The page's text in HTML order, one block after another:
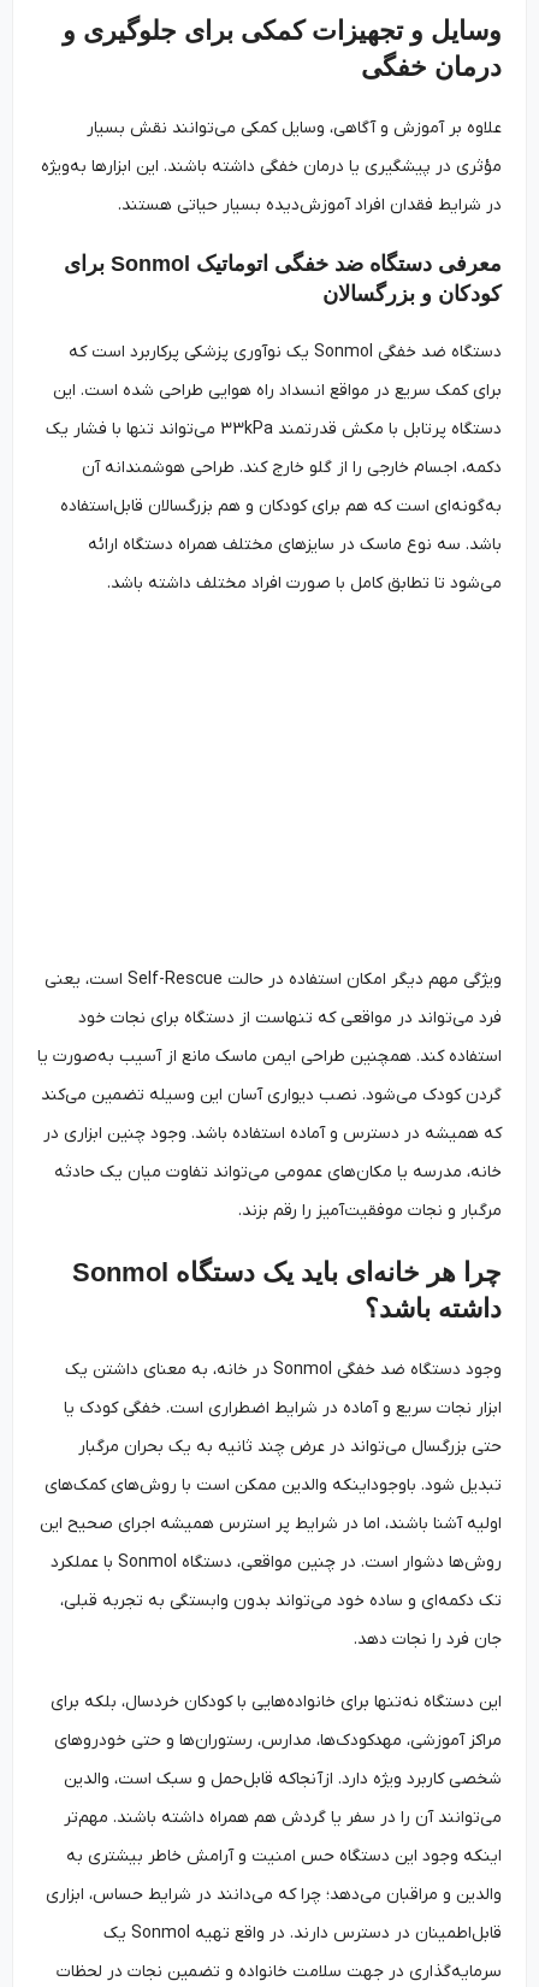
وسایل و تجهیزات کمکی برای جلوگیری و
درمان خفگی
علاوه بر آموزش و آگاهی، وسایل کمکی می‌توانند نقش بسیار
مؤثری در پیشگیری یا درمان خفگی داشته باشند. این ابزارها به‌ویژه
در شرایط فقدان افراد آموزش‌دیده بسیار حیاتی هستند.
معرفی دستگاه ضد خفگی اتوماتیک Sonmol برای
کودکان و بزرگسالان
دستگاه ضد خفگی Sonmol یک نوآوری پزشکی پرکاربرد است که
برای کمک سریع در مواقع انسداد راه هوایی طراحی شده است. این
دستگاه پرتابل با مکش قدرتمند 33kPa می‌تواند تنها با فشار یک
دکمه، اجسام خارجی را از گلو خارج کند. طراحی هوشمندانه آن
به‌گونه‌ای است که هم برای کودکان و هم بزرگسالان قابل‌استفاده
باشد. سه نوع ماسک در سایزهای مختلف همراه دستگاه ارائه
می‌شود تا تطابق کامل با صورت افراد مختلف داشته باشد.
ویژگی مهم دیگر امکان استفاده در حالت Self-Rescue است، یعنی
فرد می‌تواند در مواقعی که تنهاست از دستگاه برای نجات خود
استفاده کند. همچنین طراحی ایمن ماسک مانع از آسیب‌ به‌صورت یا
گردن کودک می‌شود. نصب دیواری آسان این وسیله تضمین می‌کند
که همیشه در دسترس و آماده استفاده باشد. وجود چنین ابزاری در
خانه، مدرسه یا مکان‌های عمومی می‌تواند تفاوت میان یک حادثه
مرگبار و نجات موفقیت‌آمیز را رقم بزند.
چرا هر خانه‌ای باید یک دستگاه Sonmol
داشته باشد؟
وجود دستگاه ضد خفگی Sonmol در خانه، به معنای داشتن یک
ابزار نجات سریع و آماده در شرایط اضطراری است. خفگی کودک یا
حتی بزرگسال می‌تواند در عرض چند ثانیه به یک بحران مرگبار
تبدیل شود. باوجوداینکه والدین ممکن است با روش‌های کمک‌های
اولیه آشنا باشند، اما در شرایط پر استرس همیشه اجرای صحیح این
روش‌ها دشوار است. در چنین مواقعی، دستگاه Sonmol با عملکرد
تک دکمه‌ای و ساده خود می‌تواند بدون وابستگی به تجربه قبلی،
جان فرد را نجات دهد.
این دستگاه نه‌تنها برای خانواده‌هایی با کودکان خردسال، بلکه برای
مراکز آموزشی، مهدکودک‌ها، مدارس، رستوران‌ها و حتی خودروهای
شخصی کاربرد ویژه دارد. ازآنجاکه قابل‌حمل و سبک است، والدین
می‌توانند آن را در سفر یا گردش هم همراه داشته باشند. مهم‌تر
اینکه وجود این دستگاه حس امنیت و آرامش خاطر بیشتری به
والدین و مراقبان می‌دهد؛ چرا که می‌دانند در شرایط حساس، ابزاری
قابل‌اطمینان در دسترس دارند. در واقع تهیه Sonmol یک
سرمایه‌گذاری در جهت سلامت خانواده و تضمین نجات در لحظات